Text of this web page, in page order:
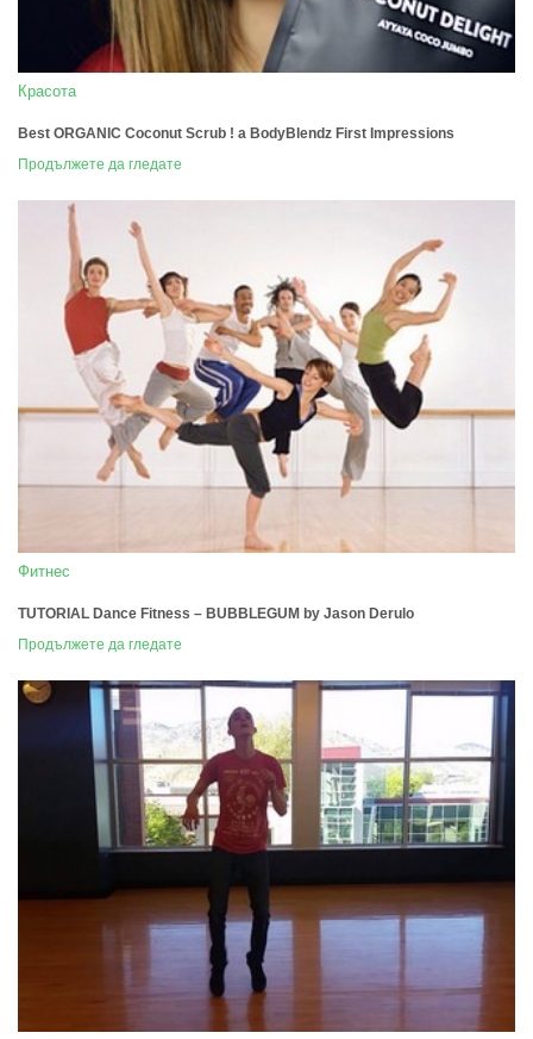
Красота
Best ORGANIC Coconut Scrub ! a BodyBlendz First Impressions
Продължете да гледате
Фитнес
TUTORIAL Dance Fitness – BUBBLEGUM by Jason Derulo
Продължете да гледате